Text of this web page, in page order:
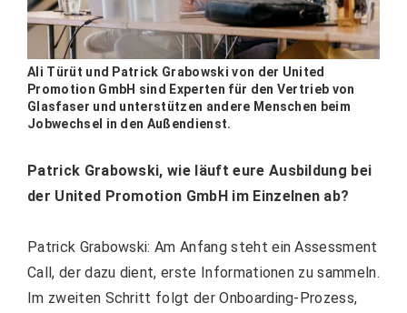
Ali Türüt und Patrick Grabowski von der United
Promotion GmbH sind Experten für den Vertrieb von
Glasfaser und unterstützen andere Menschen beim
Jobwechsel in den Außendienst.
Patrick Grabowski, wie läuft eure Ausbildung bei
der United Promotion GmbH im Einzelnen ab?
Patrick Grabowski: Am Anfang steht ein Assessment
Call, der dazu dient, erste Informationen zu sammeln.
Im zweiten Schritt folgt der Onboarding-Prozess,